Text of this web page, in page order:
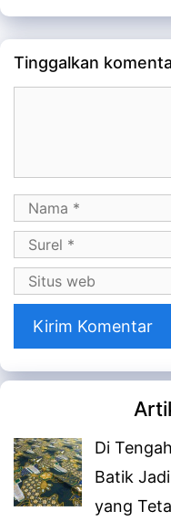
Tinggalkan
Nama
Surel
Situs
web
Di
Batik
yang